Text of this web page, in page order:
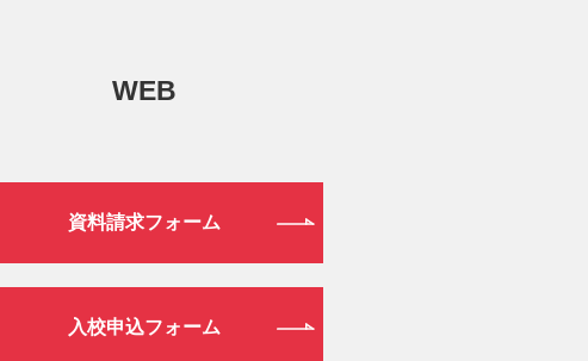
WEB
資料請求フォーム
入校申込フォーム